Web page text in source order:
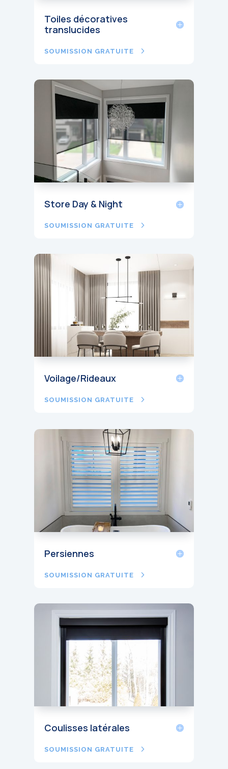
Toiles décoratives
translucides
SOUMISSION GRATUITE
Store Day & Night
SOUMISSION GRATUITE
Voilage/Rideaux
SOUMISSION GRATUITE
Persiennes
SOUMISSION GRATUITE
Coulisses latérales
SOUMISSION GRATUITE